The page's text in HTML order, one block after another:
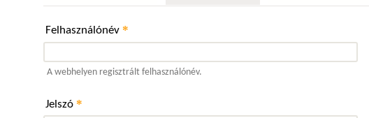
Felhasználónév *
A webhelyen regisztrált felhasználónév.
Jelszó *